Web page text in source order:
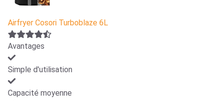
Airfryer Cosori Turboblaze 6L
Avantages
Simple d'utilisation
Capacité moyenne